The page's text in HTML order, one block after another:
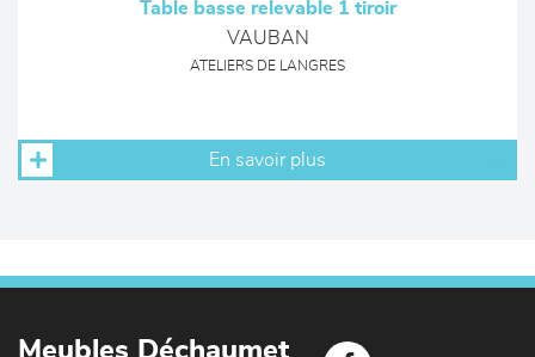
Table basse relevable 1 tiroir
VAUBAN
ATELIERS DE LANGRES
En savoir plus
Meubles Déchaumet